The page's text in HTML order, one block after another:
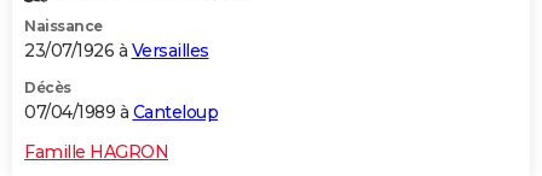
Naissance
23/07/1926 à Versailles
Décès
07/04/1989 à Canteloup
Famille HAGRON